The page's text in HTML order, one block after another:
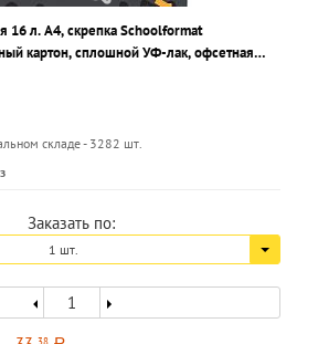
16 л. А4, скрепка Schoolformat
картон, сплошной УФ-лак, офсетная
складе - 3282 шт.
Заказать по:
1 шт.
38